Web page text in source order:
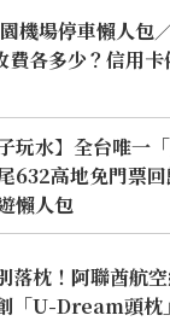
機場停車懶人包
費各多少？信用
玩水】全台唯一
632高地免門票
懶人包
落枕！阿聯酋航
「U-Dream頭枕